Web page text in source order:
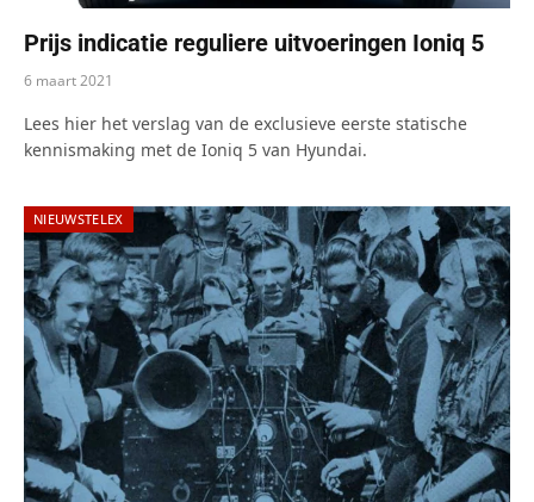
Prijs indicatie reguliere uitvoeringen Ioniq 5
6 maart 2021
Lees hier het verslag van de exclusieve eerste statische
kennismaking met de Ioniq 5 van Hyundai.
NIEUWSTELEX